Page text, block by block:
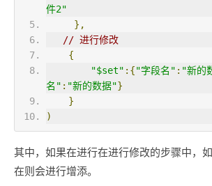
件2"
},
// 进行修改
{
"$set" :{"字段名" : "新的
名" : "新的数据"}
}
)
其中，如果在进行在进行修改的步骤中，
在则会进行增添。